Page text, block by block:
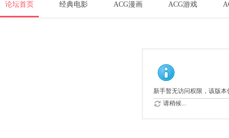
论坛首页 经典电影 ACG漫画 ACG游戏
新手暂无访问权限，该版
请稍候...